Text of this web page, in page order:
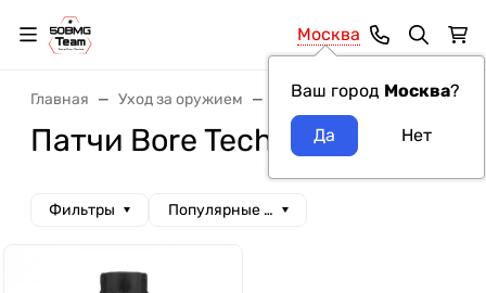
Москва
Ваш город Москва?
Главная Уход за оружием Патчи, салфетки, тампоны
Патчи Bore Tech
Фильтры Популярные сначала